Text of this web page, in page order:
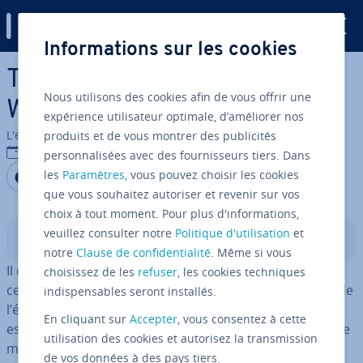
Aller au contenu principal
Tester l’ac­ces­si­bi­lité d’un site
Web : comment procéder ?
L'équipe édi­to­riale IONOS
24/07/2025
Partager sur Facebook
Partager sur Twitter
Partager sur LinkedIn
Sommaire
Il existe dif­fé­rentes méthodes et outils pour tester l’ac­
ces­si­bi­lité d’un site Web. En fonction de votre objectif, de
l’étendue et de la com­plexité technique de votre site, il
est donc possible d’iden­ti­fier, d’évaluer et de corriger de
manière ciblée les fai­blesses typiques en matière d’ac­
Informations sur les cookies
Nous utilisons des cookies afin de vous offrir une
expérience utilisateur optimale, d’améliorer nos
produits et de vous montrer des publicités
personnalisées avec des fournisseurs tiers. Dans
les Paramètres, vous pouvez choisir les cookies
que vous souhaitez autoriser et revenir sur vos
choix à tout moment. Pour plus d'informations,
veuillez consulter notre Politique d'utilisation et
notreClause de confidentialité. Même si vous
choisissez de les refuser, les cookies techniques
indispensables seront installés.
En cliquant surAccepter, vous consentez à cette
utilisation des cookies et autorisez la transmission
de vos données à des pays tiers.